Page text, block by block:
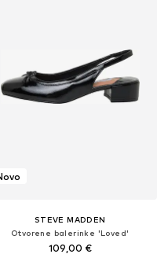
STEVE MADDEN
Otvorene balerinke 'Loved'
109,00 €